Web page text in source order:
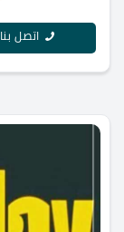
اتصل بنا